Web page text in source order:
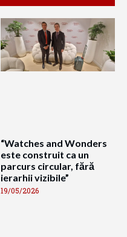
“Watches and Wonders
este construit ca un
parcurs circular, fără
ierarhii vizibile”
19/05/2026